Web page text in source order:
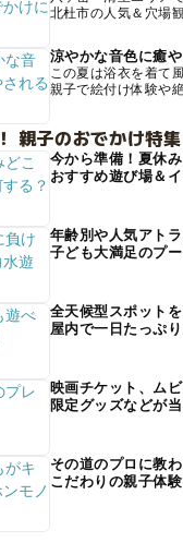
北杜市の人気＆穴場
涼やかな音色に癒
この夏は浴衣を着て
親子で絵付け体験や
親子のおでかけ特
今から準備！夏休
おすすめ遊び場＆
年齢別や人気アト
子ども大満足のプ
全天候型スポット
屋内で一日たっぷ
映画チケット、ム
限定グッズなどが当
その道のプロに教
こだわりの親子体